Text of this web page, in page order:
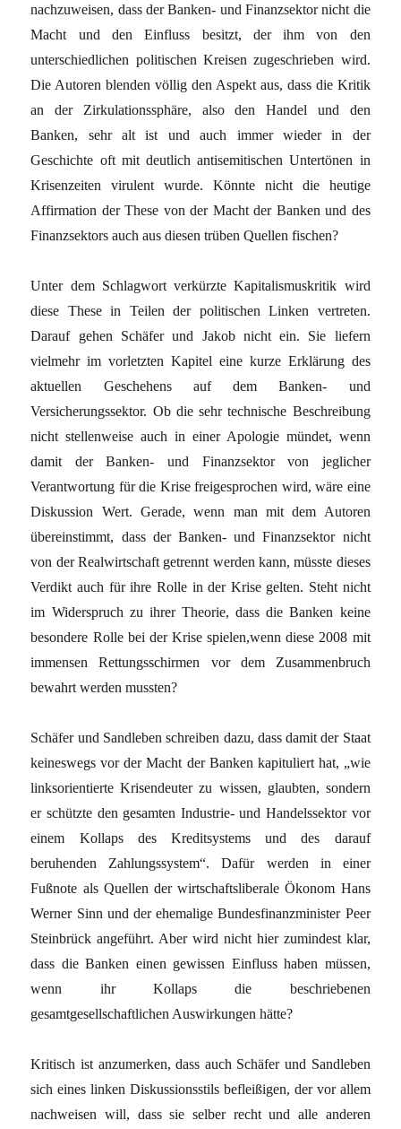
nachzuweisen, dass der Banken- und Finanzsektor nicht die
Macht und den Einfluss besitzt, der ihm von den
unterschiedlichen politischen Kreisen zugeschrieben wird.
Die Autoren blenden völlig den Aspekt aus, dass die Kritik
an der Zirkulationssphäre, also den Handel und den
Banken, sehr alt ist und auch immer wieder in der
Geschichte oft mit deutlich antisemitischen Untertönen in
Krisenzeiten virulent wurde. Könnte nicht die heutige
Affirmation der These von der Macht der Banken und des
Finanzsektors auch aus diesen trüben Quellen fischen?
Unter dem Schlagwort verkürzte Kapitalismuskritik wird
diese These in Teilen der politischen Linken vertreten.
Darauf gehen Schäfer und Jakob nicht ein. Sie liefern
vielmehr im vorletzten Kapitel eine kurze Erklärung des
aktuellen Geschehens auf dem Banken- und
Versicherungssektor. Ob die sehr technische Beschreibung
nicht stellenweise auch in einer Apologie mündet, wenn
damit der Banken- und Finanzsektor von jeglicher
Verantwortung für die Krise freigesprochen wird, wäre eine
Diskussion Wert. Gerade, wenn man mit dem Autoren
übereinstimmt, dass der Banken- und Finanzsektor nicht
von der Realwirtschaft getrennt werden kann, müsste dieses
Verdikt auch für ihre Rolle in der Krise gelten. Steht nicht
im Widerspruch zu ihrer Theorie, dass die Banken keine
besondere Rolle bei der Krise spielen,wenn diese 2008 mit
immensen Rettungsschirmen vor dem Zusammenbruch
bewahrt werden mussten?
Schäfer und Sandleben schreiben dazu, dass damit der Staat
keineswegs vor der Macht der Banken kapituliert hat, „wie
linksorientierte Krisendeuter zu wissen, glaubten, sondern
er schützte den gesamten Industrie- und Handelssektor vor
einem Kollaps des Kreditsystems und des darauf
beruhenden Zahlungssystem“. Dafür werden in einer
Fußnote als Quellen der wirtschaftsliberale Ökonom Hans
Werner Sinn und der ehemalige Bundesfinanzminister Peer
Steinbrück angeführt. Aber wird nicht hier zumindest klar,
dass die Banken einen gewissen Einfluss haben müssen,
wenn ihr Kollaps die beschriebenen
gesamtgesellschaftlichen Auswirkungen hätte?
Kritisch ist anzumerken, dass auch Schäfer und Sandleben
sich eines linken Diskussionsstils befleißigen, der vor allem
nachweisen will, dass sie selber recht und alle anderen